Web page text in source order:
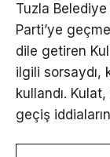
Tuzla Belediye
Parti’ye
dile getiren
ilgili sorsaydı,
kullandı.
geçiş